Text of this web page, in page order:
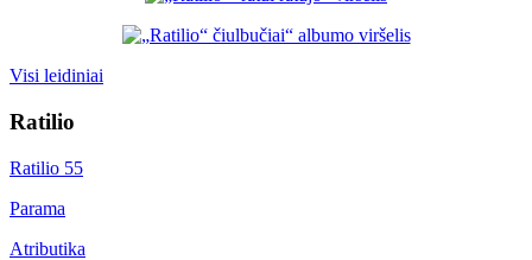
Visi leidiniai
Ratilio
Ratilio 55
Parama
Atributika